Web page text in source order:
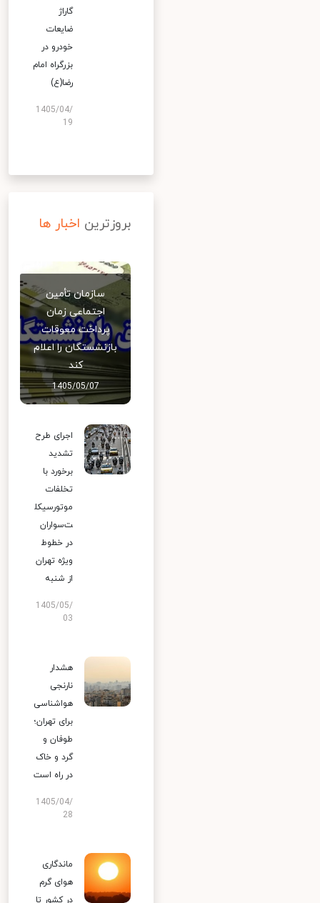
گاراژ
ضایعات
خودرو در
بزرگراه امام
رضا(ع)
1405/04/
19
بروزترین اخبار ها
سازمان تأمین
اجتماعی زمان
پرداخت معوقات
بازنشستگان را اعلام
کند
1405/05/07
اجرای طرح
تشدید
برخورد با
تخلفات
موتورسیکل
ت‌سواران
در خطوط
ویژه تهران
از شنبه
1405/05/
03
هشدار
نارنجی
هواشناسی
برای تهران؛
طوفان و
گرد و خاک
در راه است
1405/04/
28
ماندگاری
هوای گرم
در کشور تا